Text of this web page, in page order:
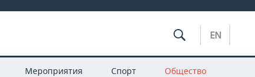
EN
Мероприятия Спорт Общество